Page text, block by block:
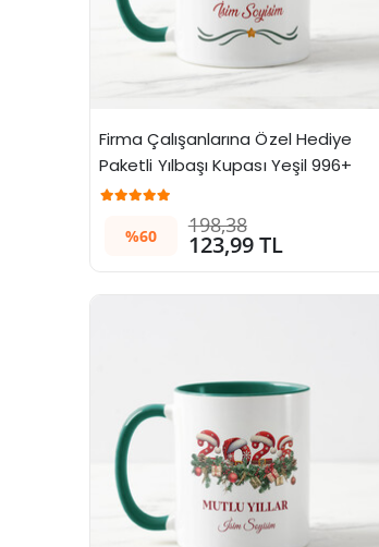
Firma Çalışanlarına Özel Hediye
Paketli Yılbaşı Kupası Yeşil 996+
Adet
%60 198,38
123,99 TL